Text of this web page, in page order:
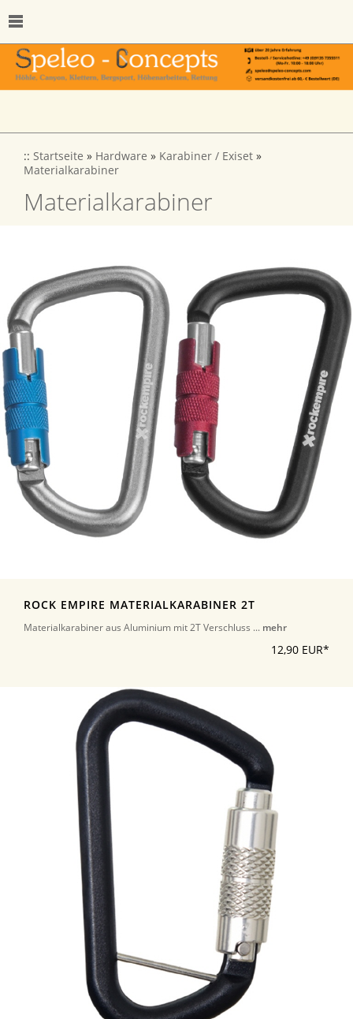
:: Startseite » Hardware » Karabiner / Exiset »
Materialkarabiner
Materialkarabiner
ROCK EMPIRE MATERIALKARABINER 2T
Materialkarabiner aus Aluminium mit 2T Verschluss ... mehr
12,90 EUR*